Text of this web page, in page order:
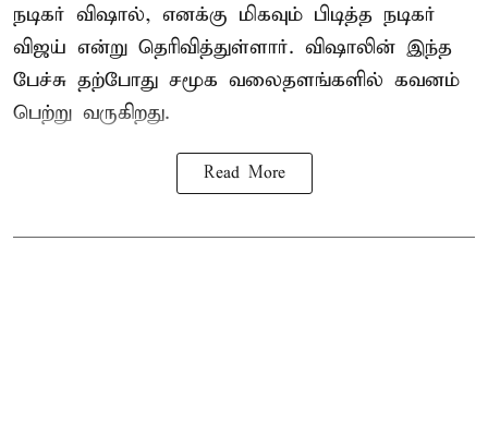
நடிகர் விஷால், எனக்கு மிகவும் பிடித்த நடிகர்
விஜய் என்று தெரிவித்துள்ளார். விஷாலின் இந்த
பேச்சு தற்போது சமூக வலைதளங்களில் கவனம்
பெற்று வருகிறது.
Read More